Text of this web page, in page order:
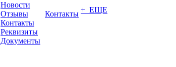
Новости
Отзывы
Контакты
Реквизиты
Документы
Контакты + ЕЩЕ